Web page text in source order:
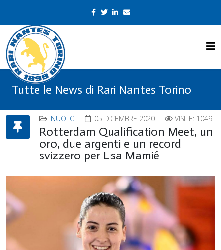
Tutte le News di Rari Nantes Torino
NUOTO 05 DICEMBRE 2020 VISITE: 1049
Rotterdam Qualification Meet, un
oro, due argenti e un record
svizzero per Lisa Mamié